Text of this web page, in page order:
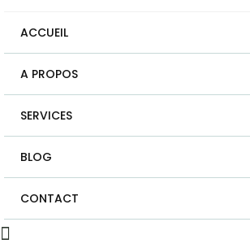
ACCUEIL
A PROPOS
SERVICES
BLOG
CONTACT